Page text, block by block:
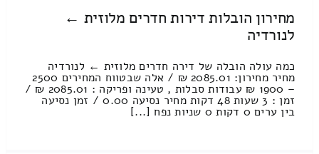
מחירון הובלות דירות חדרים מלוזית ←
לנורדיה
כמה עולה הובלה של דירה חדרים מלוזית ← לנורדיה
מחיר מחירון: 2085.01 ₪ / אלה שבטווח המחירים 2500
– 1900 ₪ עבודות סבלות , טעינה ופריקה : 2085.01 ₪ /
זמן : 3 שעות 48 דקות מחיר נסיעה 0.00 / זמן נסיעה
בין ערים 0 דקות 0 שניות נפח [...]